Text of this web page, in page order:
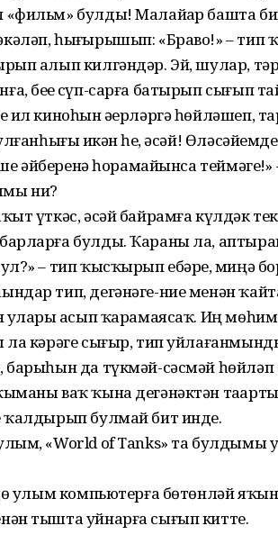
булды! Малайҙар башта
һыҙғырышып: «Браво!» –
алып килгәндәр. Эй, шулар,
беҙҙе сүп-сарға батырып сығып
ил киноһын әҙерләргә һөйләшеп,
икән һеҙ, әсәй!
әйберенә һорамайынса
ни?
үткәс, әсәй байрамға күлдәк
булды. Ҡараны ла,
– тип ҡысҡырып ебәрҙе, миңә
тип, дегәнәге-ние менән
уларҙы асып ҡарамаясаҡ. Иң
ла кәрәге сығыр, тип
барыһын да түкмәй-сәсмәй һөйләп
ваҡ ҡына дегәнәктән
ҡалдырып булмай бит инде.
«World of Тanks» та булдымы
улым компьютер­ға бөтөнләй
тышта уйнарға сығып китте.